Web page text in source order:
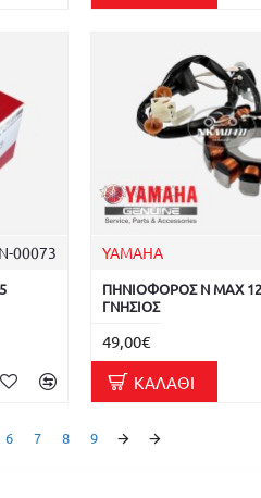
00073 YAMAHA
ΠΗΝΙΟΦΟΡΟΣ N MAX
ΓΝΗΣΙΟΣ
49,00€
ΚΑΛΆΘΙ
6 7 8 9